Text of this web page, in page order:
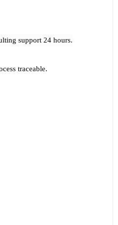
support 24 hours.
traceable.